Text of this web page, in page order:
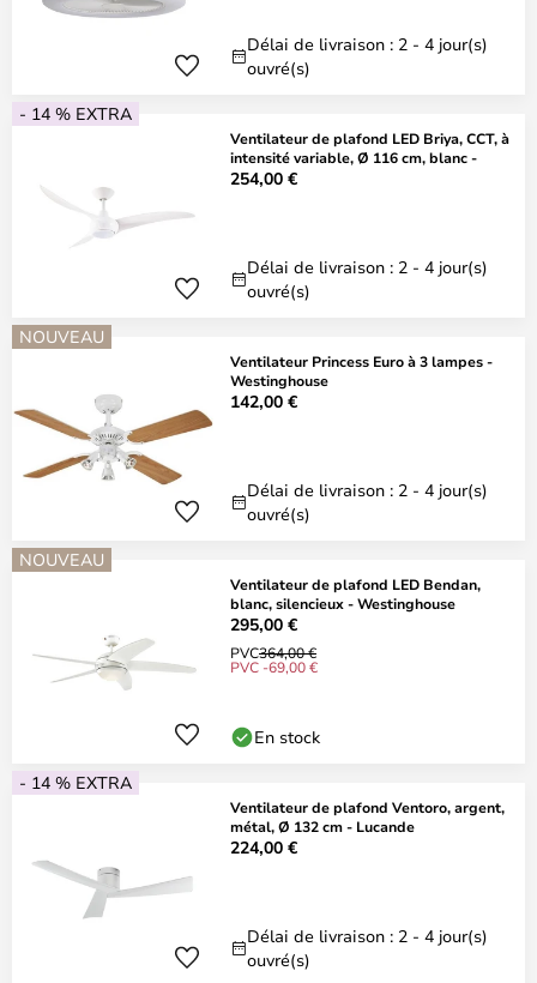
Délai de livraison : 2 - 4 jour(s)
ouvré(s)
- 14 % EXTRA
Ventilateur de plafond LED Briya, CCT, à
intensité variable, Ø 116 cm, blanc -
254,00 €
Délai de livraison : 2 - 4 jour(s)
ouvré(s)
NOUVEAU
Ventilateur Princess Euro à 3 lampes -
Westinghouse
142,00 €
Délai de livraison : 2 - 4 jour(s)
ouvré(s)
NOUVEAU
Ventilateur de plafond LED Bendan,
blanc, silencieux - Westinghouse
295,00 €
PVC364,00 €
PVC -69,00 €
En stock
- 14 % EXTRA
Ventilateur de plafond Ventoro, argent,
métal, Ø 132 cm - Lucande
224,00 €
Délai de livraison : 2 - 4 jour(s)
ouvré(s)